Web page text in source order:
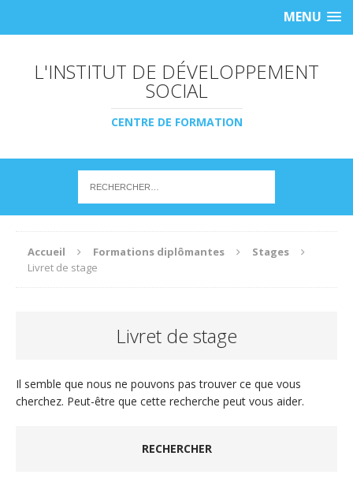
MENU
L'INSTITUT DE DÉVELOPPEMENT
SOCIAL
CENTRE DE FORMATION
Accueil Formations diplômantes
Stages
Livret de stage
Livret de stage
Il semble que nous ne pouvons pas trouver ce que vous
cherchez. Peut-être que cette recherche peut vous aider.
RECHERCHER